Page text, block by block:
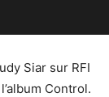
Siar sur RFI
Control.